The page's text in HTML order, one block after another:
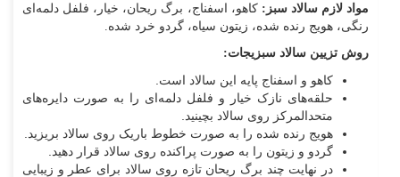
مواد لازم سالاد سبز: کاهو، اسفناج، برگ ریحان، خیار، فلفل دلمه‌ای
رنگی، هویج رنده شده، زیتون سیاه، گردو خرد شده.
روش تزیین سالاد سبزیجات:
کاهو و اسفناج پایه این سالاد است.
حلقه‌های نازک خیار و فلفل دلمه‌ای را به صورت دایره‌های
متحدالمرکز روی سالاد بچینید.
هویج رنده شده را به صورت خطوط باریک روی سالاد بریزید.
گردو و زیتون را به صورت پراکنده روی سالاد قرار دهید.
در نهایت چند برگ ریحان تازه روی سالاد برای عطر و زیبایی